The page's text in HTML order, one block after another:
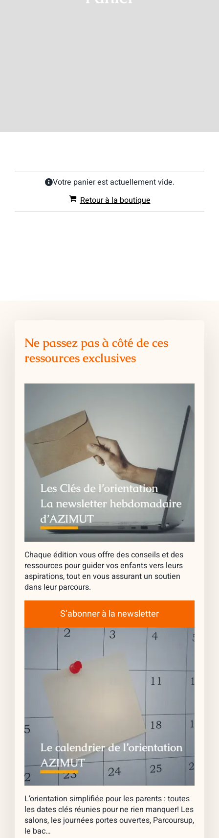
Votre panier est actuellement vide.
Retour à la boutique
Ne passez pas à côté de ces
ressources exclusives
Chaque édition vous offre des conseils et des
ressources pour guider vos enfants vers leurs
aspirations, tout en vous assurant un soutien
dans leur parcours.
S’abonner à la newsletter
L’orientation simplifiée pour les parents : toutes
les dates clés réunies pour ne rien manquer! Les
salons, les journées portes ouvertes, Parcoursup,
le bac…